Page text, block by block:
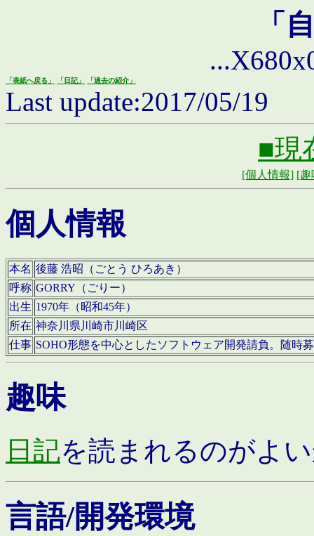
「
「表紙へ戻る」 「日記」 「過去の紹介」
Last update:2017/05/19
■現
[個人情報] [趣
個人情報
本名 後藤 浩昭（ごとう ひろあき）
呼称 GORRY（ごりー）
出生 1970年（昭和45年）
所在 神奈川県川崎市川崎区
仕事 SOHO形態を中心としたソフトウェア開発請負。随時
趣味
日記を読まれるのがよ
言語/開発環境